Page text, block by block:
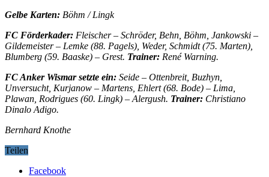
Gelbe Karten: Böhm / Lingk
FC Förderkader: Fleischer – Schröder, Behn, Böhm, Jankowski –
Gildemeister – Lemke (88. Pagels), Weder, Schmidt (75. Marten),
Blumberg (59. Baaske) – Grest. Trainer: René Warning.
FC Anker Wismar setzte ein: Seide – Ottenbreit, Buzhyn,
Unversucht, Kurjanow – Martens, Ehlert (68. Bode) – Lima,
Plawan, Rodrigues (60. Lingk) – Alergush. Trainer: Christiano
Dinalo Adigo.
Bernhard Knothe
Teilen
Facebook